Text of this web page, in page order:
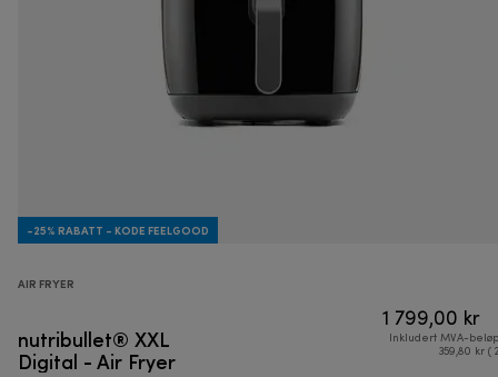
-25% RABATT - KODE FEELGOOD
AIR FRYER
nutribullet® XXL
Digital - Air Fryer
1 799,00 kr
Inkludert MVA-
359,80 kr (